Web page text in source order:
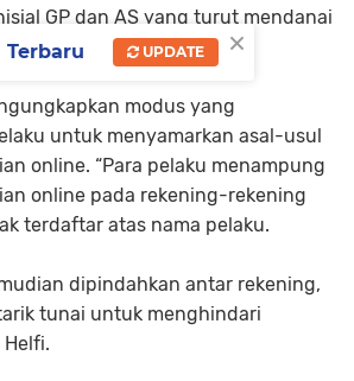
GP dan AS yang turut mendanai
modus yang
untuk menyamarkan asal-usul
online. “Para pelaku menampung
online pada rekening-rekening
terdaftar atas nama pelaku.
dipindahkan antar rekening,
tunai untuk menghindari
Helfi.
×
Terbaru UPDATE